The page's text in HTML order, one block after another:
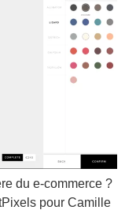
du e-commerce ?
pour Camille